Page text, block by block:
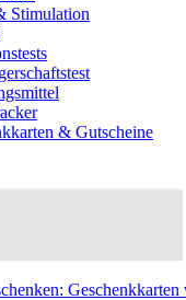
Stimulation
& Gutscheine